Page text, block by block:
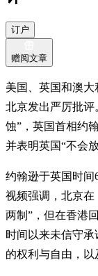
订户
赠阅文章
美国、英国和澳
北京发出严厉批评
蚀”，英国首相约
并表明英国“不会放
约翰逊于英国时间
视频强调，北京在
两制”，但在香港
时间以来未信守
的权利与自由，以